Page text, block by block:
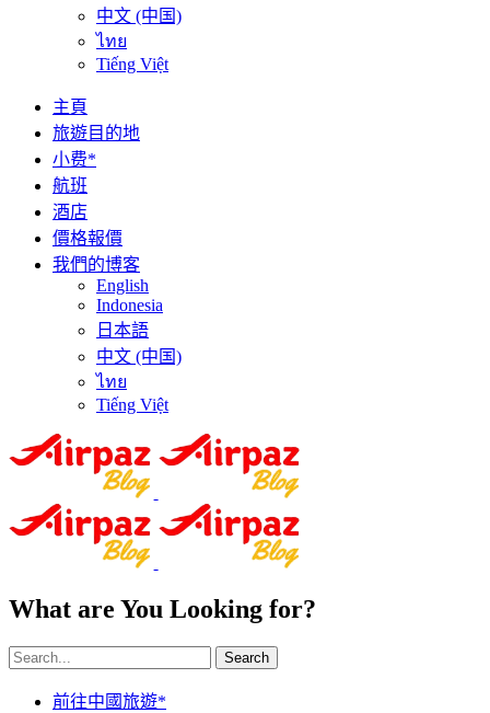
中文 (中国)
ไทย
Tiếng Việt
主頁
旅遊目的地
小费*
航班
酒店
價格報價
我們的博客
English
Indonesia
日本語
中文 (中国)
ไทย
Tiếng Việt
What are You Looking for?
Search
前往中國旅遊*